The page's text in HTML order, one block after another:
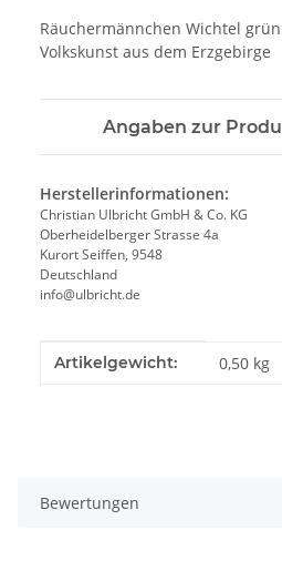
Räuchermännchen Wichtel
Volkskunst aus dem Erzgebirge
Angaben zur
Herstellerinformationen:
Christian Ulbricht GmbH & Co. KG
Oberheidelberger Strasse 4a
Kurort Seiffen, 9548
Deutschland
info@ulbricht.de
Produkteigenschaft
Wert
Artikelgewicht: 0,50 kg
Bewertungen